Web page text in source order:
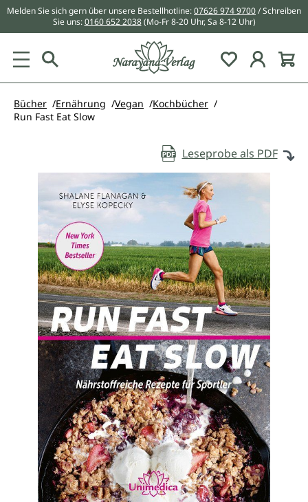
springen
Melden Sie sich gern über unsere Bestellhotline:07626 974 9700/ Schreiben
Sie uns:0160 652 2038 (Mo-Fr 8-20 Uhr, Sa 8-12 Uhr)
Du hast 0
Bücher Ernährung Vegan
Kochbücher
Run Fast Eat Slow
Leseprobe als PDF
Bildergalerie überspringen